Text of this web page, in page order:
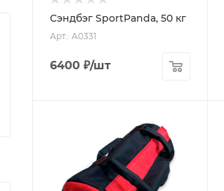
Сэндбэг SportPanda, 50 кг
Арт.: A0331
6400 ₽/шт